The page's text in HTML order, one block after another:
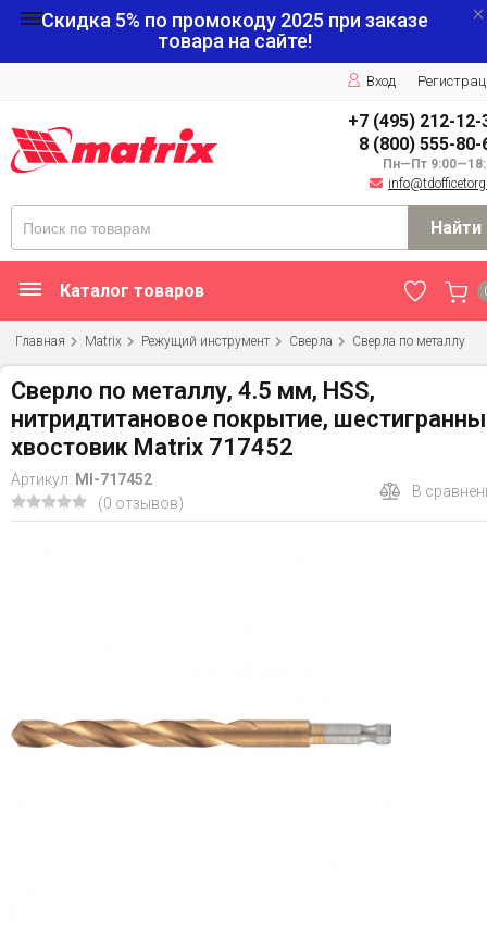
Скидка 5% по промокоду 2025 при заказе
товара на сайте!
Вход
+7 (495) 212-12-
8 (800) 555-80-
Пн—Пт
Найти
Каталог товаров
Главная Matrix Режущий инструмент Сверла Сверла по металлу
Сверло по металлу, 4.5 мм, HSS,
нитридтитановое покрытие,
хвостовик Matrix 717452
Артикул: MI-717452
(0 отзывов)
В